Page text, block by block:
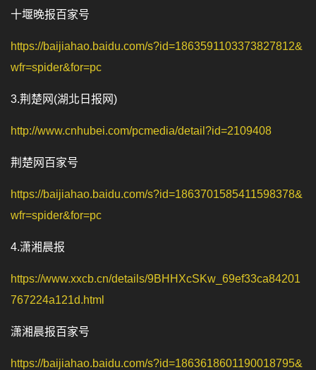
十堰晚报百家号
https://baijiahao.baidu.com/s?id=1863591103373827812&
wfr=spider&for=pc
3.荆楚网 (湖北日报网)
http://www.cnhubei.com/pcmedia/detail?id=2109408
荆楚网百家号
https://baijiahao.baidu.com/s?id=1863701585411598378&
wfr=spider&for=pc
4.潇湘晨报
https://www.xxcb.cn/details/9BHHXcSKw_69ef33ca84201
767224a121d.html
潇湘晨报百家号
https://baijiahao.baidu.com/s?id=1863618601190018795&